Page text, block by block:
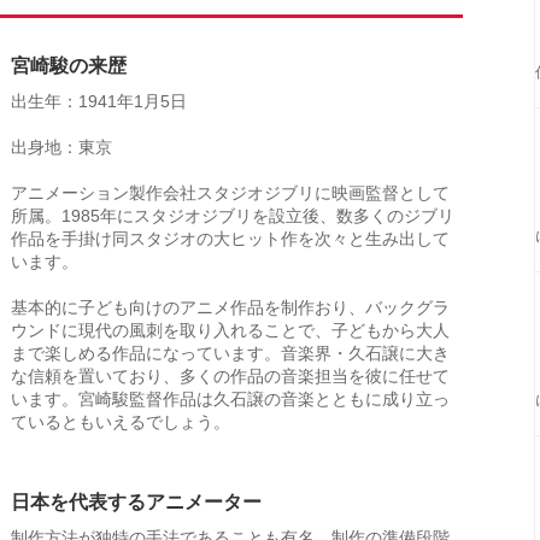
宮崎駿の来歴
出生年：1941年1月5日
出身地：東京
アニメーション製作会社スタジオジブリに映画監督として
所属。1985年にスタジオジブリを設立後、数多くのジブリ
作品を手掛け同スタジオの大ヒット作を次々と生み出して
います。
基本的に子ども向けのアニメ作品を制作おり、バックグラ
ウンドに現代の風刺を取り入れることで、子どもから大人
まで楽しめる作品になっています。音楽界・久石譲に大き
な信頼を置いており、多くの作品の音楽担当を彼に任せて
います。宮崎駿監督作品は久石譲の音楽とともに成り立っ
ているともいえるでしょう。
日本を代表するアニメーター